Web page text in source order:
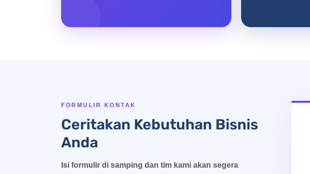
FORMULIR KONTAK
Ceritakan Kebutuhan Bisnis
Anda
Isi formulir di samping dan tim kami akan segera